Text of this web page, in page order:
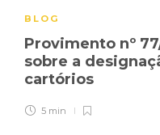
BLOG
Provimento nº
sobre a
cartórios
5 min